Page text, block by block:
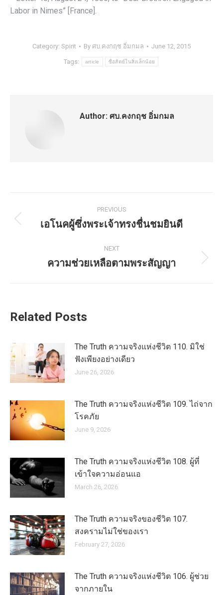
Labor in Nimes” [France].
Category: Spirit By ศบ.คงกฤช อิ่มกมล June 12, 2015
Tags: article ซื่อสัตย์ในสิ่งเล็กน้อย
Author: ศบ.คงกฤช อิ่มกมล
navigation
PREVIOUS
Previous
เอโนคผู้ซึ่งพระเจ้าทรงชื่นชมยินดี
NEXT
Next
ความช่วยเหลือตามพระสัญญา
Related Posts
The Truth ความจริงแห่งชีวิต 110. มิใช่
ฟังเพียงอย่างเดียว
June 26, 2026
The Truth ความจริงแห่งชีวิต 109. ไถ่จาก
โรคภัย
June 9, 2026
The Truth ความจริงแห่งชีวิต 108. ผู้ที่
เข้าใจความอ่อนแอ
March 26, 2026
The Truth ความจริงของชีวิต 107.
สงครามไม่ใช่ของเรา
February 27, 2026
The Truth ความจริงแห่งชีวิต 106. ผู้ช่วย
จากภายใน